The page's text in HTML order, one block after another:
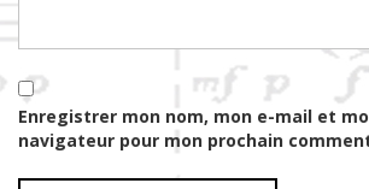
Enregistrer mon nom, mon e-mail et
navigateur pour mon prochain